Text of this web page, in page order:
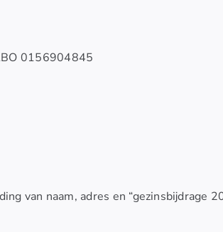
0156904845
van naam, adres en “gezinsbijdrage